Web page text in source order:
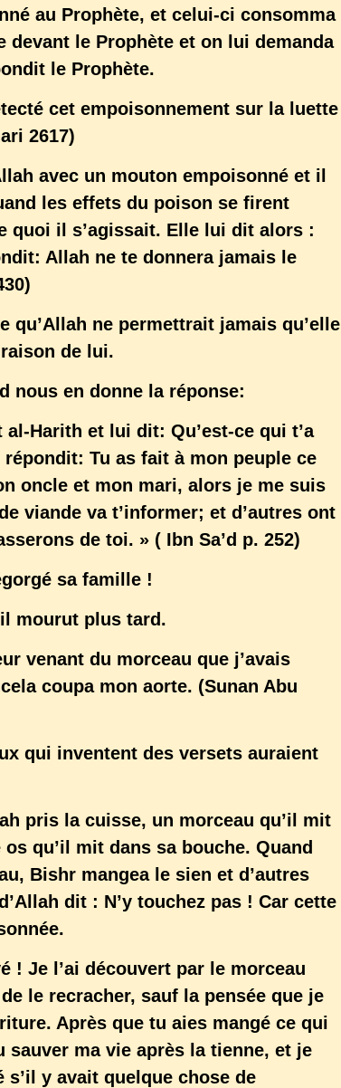
au Prophète, et celui-ci consomma
le Prophète et on lui demanda
le Prophète.
cet empoisonnement sur la luette
2617)
avec un mouton empoisonné et il
les effets du poison se firent
quoi il s’agissait. Elle lui dit alors :
Allah ne te donnera jamais le
qu’Allah ne permettrait jamais qu’elle
de lui.
nous en donne la réponse:
Harith et lui dit: Qu’est-ce qui t’a
Tu as fait à mon peuple ce
oncle et mon mari, alors je me suis
viande va t’informer; et d’autres ont
de toi. » ( Ibn Sa’d p. 252)
sa famille !
mourut plus tard.
venant du morceau que j’avais
coupa mon aorte. (Sunan Abu
qui inventent des versets auraient
pris la cuisse, un morceau qu’il mit
qu’il mit dans sa bouche. Quand
Bishr mangea le sien et d’autres
dit : N’y touchez pas ! Car cette
! Je l’ai découvert par le morceau
le recracher, sauf la pensée que je
Après que tu aies mangé ce qui
sauver ma vie après la tienne, et je
s’il y avait quelque chose de